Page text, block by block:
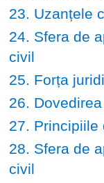
23. Uzanțele
24. Sfera de
civil
25. Forța
26.
27. Principiile
28. Sfera de
civil